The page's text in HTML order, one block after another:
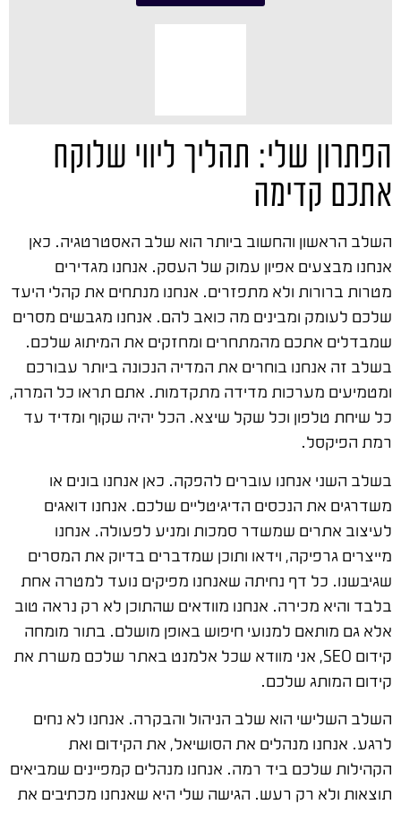
הפתרון שלי: תהליך ליווי שלוקח
אתכם קדימה
השלב הראשון והחשוב ביותר הוא שלב האסטרטגיה. כאן
אנחנו מבצעים אפיון עמוק של העסק. אנחנו מגדירים
מטרות ברורות ולא מתפזרים. אנחנו מנתחים את קהלי היעד
שלכם לעומק ומבינים מה כואב להם. אנחנו מגבשים מסרים
שמבדלים אתכם מהמתחרים ומחזקים את המיתוג שלכם.
בשלב זה אנחנו בוחרים את המדיה הנכונה ביותר עבורכם
ומטמיעים מערכות מדידה מתקדמות. אתם תראו כל המרה,
כל שיחת טלפון וכל שקל שיצא. הכל יהיה שקוף ומדיד עד
רמת הפיקסל.
בשלב השני אנחנו עוברים להפקה. כאן אנחנו בונים או
משדרגים את הנכסים הדיגיטליים שלכם. אנחנו דואגים
לעיצוב אתרים שמשדר סמכות ומניע לפעולה. אנחנו
מייצרים גרפיקה, וידאו ותוכן שמדברים בדיוק את המסרים
שגיבשנו. כל דף נחיתה שאנחנו מפיקים נועד למטרה אחת
בלבד והיא מכירה. אנחנו מוודאים שהתוכן לא רק נראה טוב
אלא גם מותאם למנועי חיפוש באופן מושלם. בתור מומחה
קידום SEO, אני מוודא שכל אלמנט באתר שלכם משרת את
קידום המותג שלכם.
השלב השלישי הוא שלב הניהול והבקרה. אנחנו לא נחים
לרגע. אנחנו מנהלים את הסושיאל, את הקידום ואת
הקהילות שלכם ביד רמה. אנחנו מנהלים קמפיינים שמביאים
תוצאות ולא רק רעש. הגישה שלי היא שאנחנו מכתיבים את